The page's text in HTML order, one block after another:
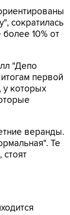
сократилась
10% от
"Депо
первой
у которых
веранды.
Те